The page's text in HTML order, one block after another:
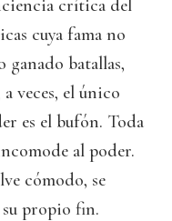
crítica del
cuya fama no
ganado batallas,
veces, el único
es el bufón. Toda
al poder.
cómodo, se
propio fin.